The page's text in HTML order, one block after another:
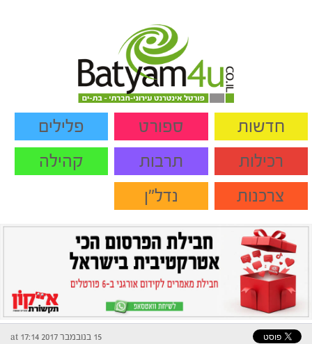
חדשות ספורט
פלילים
רכילות
תרבות
קהילה
צרכנות
נדל"ן
15 בנובמבר 2017 at 17:14